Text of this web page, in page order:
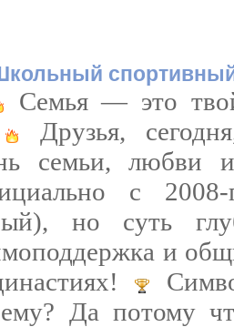
Семья — это
Друзья,
семьи, любви
с
но суть
и
Да потому